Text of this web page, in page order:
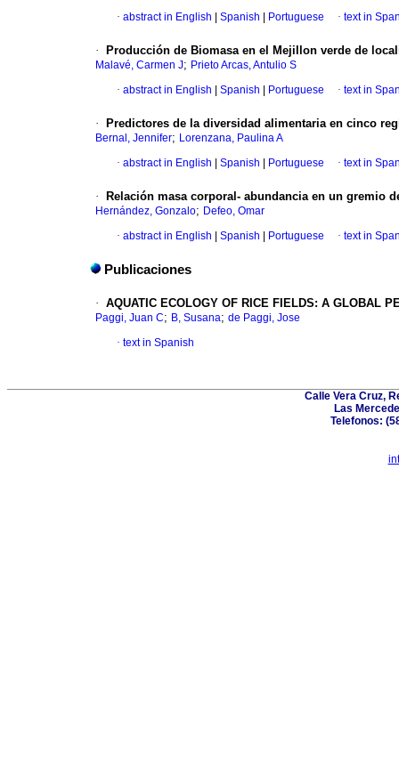
· abstract in English Spanish Portuguese · text in
· Producción de Biomasa en el Mejillon verde de
Malavé, Carmen J; Prieto Arcas, Antulio S
· abstract in English Spanish Portuguese · text in
· Predictores de la diversidad alimentaria en cinco
Bernal, Jennifer; Lorenzana, Paulina A
· abstract in English Spanish Portuguese · text in
· Relación masa corporal- abundancia en un gremio
Hernández, Gonzalo; Defeo, Omar
· abstract in English Spanish Portuguese · text in
Publicaciones
· AQUATIC ECOLOGY OF RICE FIELDS: A GLOBAL
Paggi, Juan C; B, Susana; de Paggi, Jose
· text in Spanish
Calle Vera Cruz,
Las
Telefonos: